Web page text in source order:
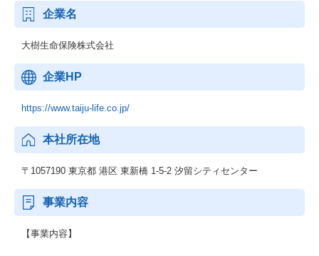
企業名
大樹生命保険株式会社
企業HP
https://www.taiju-life.co.jp/
本社所在地
〒1057190 東京都 港区 東新橋 1-5-2 汐留シティセンター
事業内容
【事業内容】